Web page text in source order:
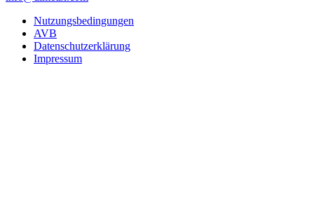
Nutzungsbedingungen
AVB
Datenschutzerklärung
Impressum